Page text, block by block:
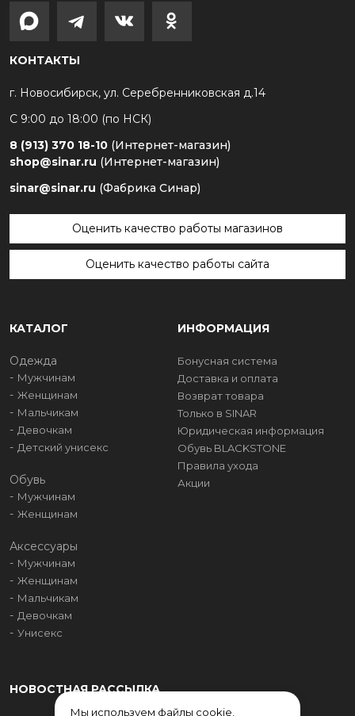
КОНТАКТЫ
г. Новосибирск, ул. Серебренниковская д.14
С 9:00 до 18:00 (по НСК)
8 (913) 370 18-10 (Интернет-магазин)
shop@sinar.ru (Интернет-магазин)
sinar@sinar.ru (Фабрика Синар)
Оценить качество работы магазинов
Оценить качество работы сайта
КАТАЛОГ
Одежда
Мужчинам
Женщинам
Мальчикам
Девочкам
Детский унисекс
Обувь
Мужчинам
Женщинам
Аксессуары
Мужчинам
Женщинам
Мальчикам
Девочкам
Унисекс
ИНФОРМАЦИЯ
Бонусная система
Доставка и оплата
Возврат товара
Только в SINAR
Юридическая информация
Обувь BLACKSTONE
Правила ухода
Акции
НОВОСТНАЯ РАССЫЛКА
Мы используем файлы cookie,